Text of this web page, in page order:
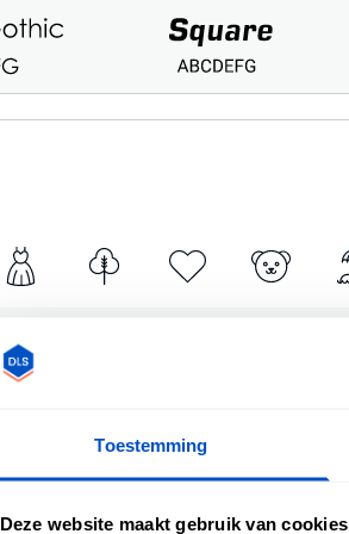
Toestemming
Deze website maakt gebruik van cookies